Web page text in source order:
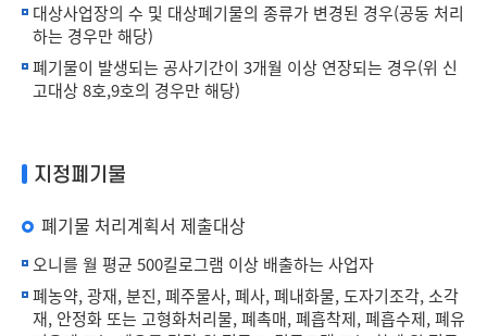
대상사업장의 수 및 대상폐기물의 종류가 변경된 경우(공동 처리
하는 경우만 해당)
폐기물이 발생되는 공사기간이 3개월 이상 연장되는 경우(위 신
고대상 8호,9호의 경우만 해당)
지정폐기물
폐기물 처리계획서 제출대상
오니를 월 평균 500킬로그램 이상 배출하는 사업자
폐농약, 광재, 분진, 폐주물사, 폐사, 폐내화물, 도자기조각, 소각
재, 안정화 또는 고형화처리물, 폐촉매, 폐흡착제, 폐흡수제, 폐유